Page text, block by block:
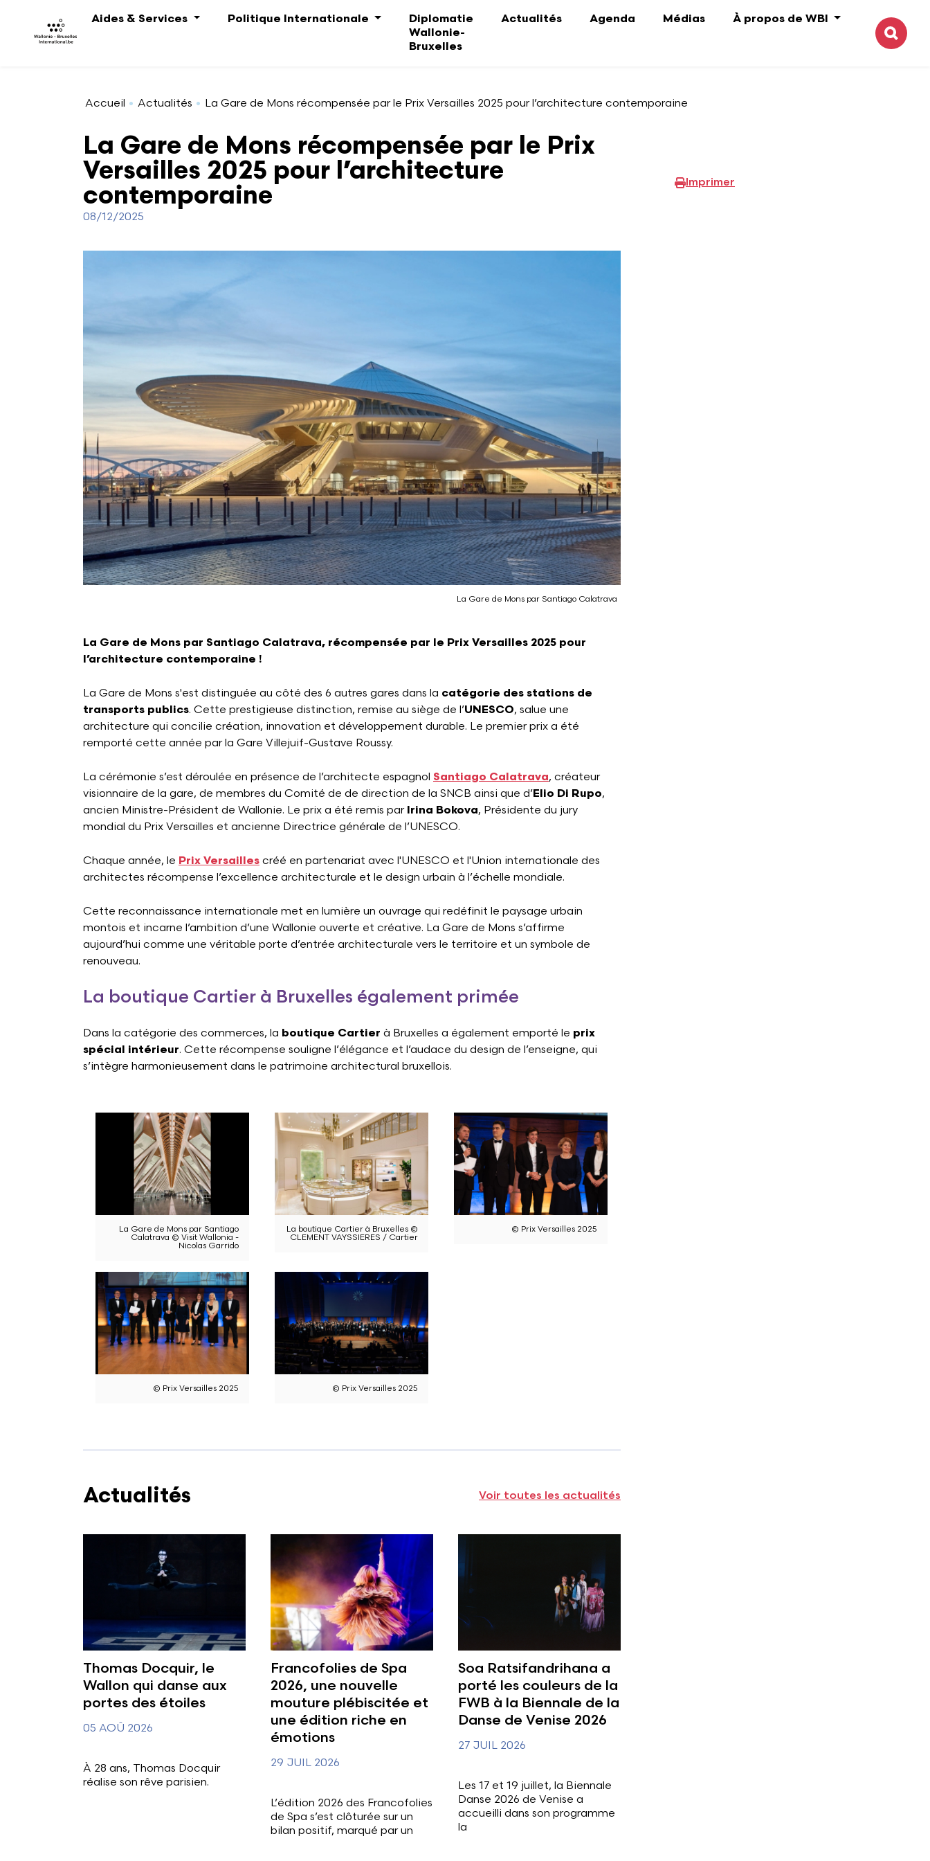
Aides & Services
Politique Internationale
Diplomatie
Wallonie-
Bruxelles
Actualités Agenda Médias
À propos de WBI
Accueil Actualités La Gare de Mons récompensée par le Prix Versailles 2025 pour l’architecture contemporaine
La Gare de Mons récompensée par le Prix
Versailles 2025 pour l’architecture
contemporaine
08/12/2025
La Gare de Mons par Santiago Calatrava
La Gare de Mons par Santiago Calatrava, récompensée par le Prix Versailles 2025 pour
l’architecture contemporaine !
La Gare de Mons s'est distinguée au côté des 6 autres gares dans la catégorie des stations de
transports publics. Cette prestigieuse distinction, remise au siège de l’UNESCO, salue une
architecture qui concilie création, innovation et développement durable. Le premier prix a été
remporté cette année par la Gare Villejuif-Gustave Roussy.
La cérémonie s’est déroulée en présence de l’architecte espagnol Santiago Calatrava, créateur
visionnaire de la gare, de membres du Comité de de direction de la SNCB ainsi que d’Elio Di Rupo,
ancien Ministre-Président de Wallonie. Le prix a été remis par Irina Bokova, Présidente du jury
mondial du Prix Versailles et ancienne Directrice générale de l’UNESCO.
Chaque année, le Prix Versailles créé en partenariat avec l'UNESCO et l'Union internationale des
architectes récompense l’excellence architecturale et le design urbain à l’échelle mondiale.
Cette reconnaissance internationale met en lumière un ouvrage qui redéfinit le paysage urbain
montois et incarne l’ambition d’une Wallonie ouverte et créative. La Gare de Mons s’affirme
aujourd’hui comme une véritable porte d’entrée architecturale vers le territoire et un symbole de
renouveau.
La boutique Cartier à Bruxelles également primée
Dans la catégorie des commerces, la boutique Cartier à Bruxelles a également emporté le prix
spécial intérieur. Cette récompense souligne l’élégance et l’audace du design de l’enseigne, qui
s’intègre harmonieusement dans le patrimoine architectural bruxellois.
La Gare de Mons par Santiago
Calatrava © Visit Wallonia -
Nicolas Garrido
La boutique Cartier à Bruxelles ©
CLEMENT VAYSSIERES / Cartier
© Prix Versailles 2025
© Prix Versailles 2025 © Prix Versailles 2025
Actualités Voir toutes les actualités
Thomas Docquir, le
Wallon qui danse aux
portes des étoiles
05 AOÛ 2026
À 28 ans, Thomas Docquir
réalise son rêve parisien.
Francofolies de Spa
2026, une nouvelle
mouture plébiscitée et
une édition riche en
émotions
29 JUIL 2026
L’édition 2026 des Francofolies
de Spa s’est clôturée sur un
bilan positif, marqué par un
Soa Ratsifandrihana a
porté les couleurs de la
FWB à la Biennale de la
Danse de Venise 2026
27 JUIL 2026
Les 17 et 19 juillet, la Biennale
Danse 2026 de Venise a
accueilli dans son programme
la
Imprimer